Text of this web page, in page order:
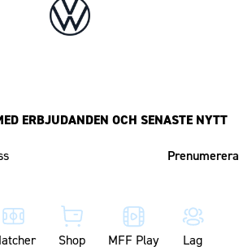
ERBJUDANDEN OCH SENASTE NYTT
Shop MFF Play Lag